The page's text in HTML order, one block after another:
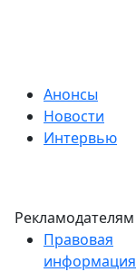
Анонсы
Новости
Интервью
Рекламодателям
Правовая
информация